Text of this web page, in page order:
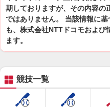
期しておりますが、その内容の
ではありません。 当該情報に
も、株式会社NTTドコモおよび
ます。
競技一覧